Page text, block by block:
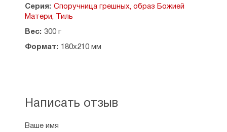
Серия: Споручница грешных, образ Божией
Матери, Тиль
Вес: 300 г
Формат: 180x210 мм
Написать отзыв
Ваше имя